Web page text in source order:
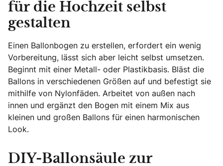
für die Hochzeit selbst
gestalten
Einen Ballonbogen zu erstellen, erfordert ein wenig
Vorbereitung, lässt sich aber leicht selbst umsetzen.
Beginnt mit einer Metall- oder Plastikbasis. Bläst die
Ballons in verschiedenen Größen auf und befestigt sie
mithilfe von Nylonfäden. Arbeitet von außen nach
innen und ergänzt den Bogen mit einem Mix aus
kleinen und großen Ballons für einen harmonischen
Look.
DIY-Ballonsäule zur